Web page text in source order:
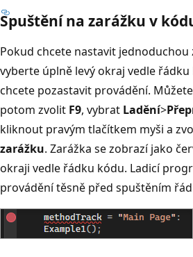
Spuštění na zarážku v
Pokud chcete nastavit jednoduchou
vyberte úplně levý okraj vedle
chcete pozastavit provádění.
potom zvolit F9, vybrat Ladění>
kliknout pravým tlačítkem myši a
zarážku. Zarážka se zobrazí jako
okraji vedle řádku kódu. Ladicí
provádění těsně před spuštěním